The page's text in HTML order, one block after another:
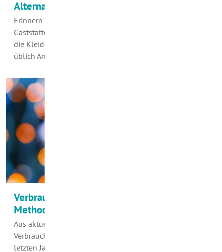
Alternativen zum häufigen Wäschewaschen
Erinnern Sie sich: Nach einer Familienfeier in der
Gaststätte oder auch nach einem Kneipenbesuch rochen
die Kleider hinterher nach kaltem Rauch. Dann war es
üblich Anzüge, Kostüme, Jacken oder Pullis…
Verbraucherzentrale warnt vor unseriösen
Methoden vieler Stromanbieter
Aus aktuellem Anlass greifen wir eine Warnung der
Verbraucherzentrale Nordrhein-Westfalen aus dem
letzten Jahr auf. Unerlaubte Werbeanrufe und